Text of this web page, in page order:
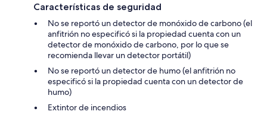
Características de seguridad
No se reportó un detector de monóxido de carbono (el
anfitrión no especificó si la propiedad cuenta con un
detector de monóxido de carbono, por lo que se
recomienda llevar un detector portátil)
No se reportó un detector de humo (el anfitrión no
especificó si la propiedad cuenta con un detector de
humo)
Extintor de incendios